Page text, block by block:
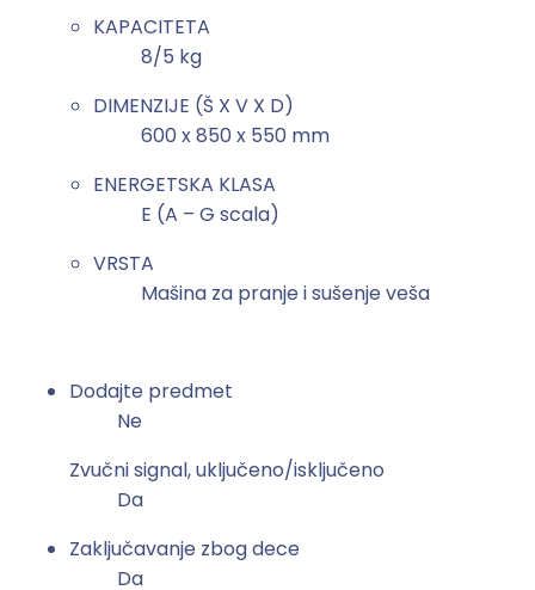
3
E
KAPACITETA
8/5 kg
DIMENZIJE (Š X V X D)
600 x 850 x 550 mm
ENERGETSKA KLASA
E (A – G scala)
VRSTA
Mašina za pranje i sušenje veša
Dodajte predmet
Ne
Zvučni signal, uključeno/isključeno
Da
Zaključavanje zbog dece
Da